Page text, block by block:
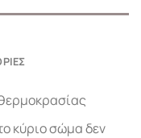
κύριο σώμα δεν